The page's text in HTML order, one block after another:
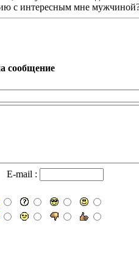
с интересным мне
сообщение
E-mail :